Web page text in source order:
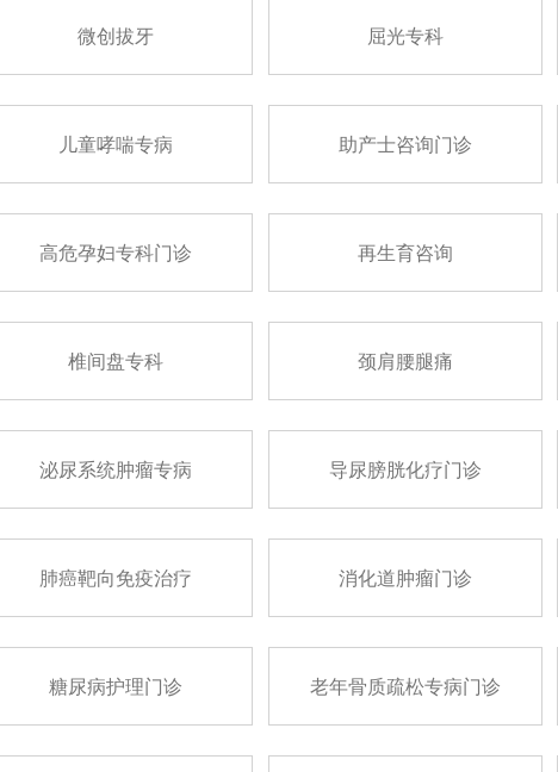
微创拔牙 屈光专科
儿童哮喘专病 助产士咨询门诊
高危孕妇专科门诊 再生育咨询
椎间盘专科 颈肩腰腿痛
泌尿系统肿瘤专病 导尿膀胱化疗门诊
肺癌靶向免疫治疗 消化道肿瘤门诊
糖尿病护理门诊 老年骨质疏松专病门诊